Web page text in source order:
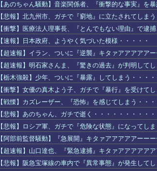
【あのちゃん騒動】音楽関係者、『衝撃的な事実』を
【悲報】北九州市、ガチで『窮地』に立たされてしまう
【衝撃】医療法人理事長、『とんでもない理由』で逮
【速報】日本政府、ようやく気づいた模様・・・・・
【超速報】イラン、ついに『逆襲』キタァアアアアアー
【超速報】明石家さんま、『驚きの過去』が判明して
【栃木強殺】少年、ついに『暴露』してしまう・・・・
【衝撃】女優の真木よう子、ガチで『暴行』を受けて
【戦慄】カズレーザー、『恐怖』を感じてしまう・・・
【悲報】あのちゃん、ガチで逝く・・・・・・・・・・
【悲報】ロシア軍、ガチで『危険な状態』になってしま
【阿部前監督騒動】『急展開』キタァアアアアアーー
【超速報】山口達也、『緊急逮捕』キタァアアアアア
【悲報】阪急宝塚線の車内で『異常事態』が発生して